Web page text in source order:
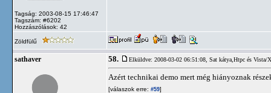
Tagság: 2003-08-15 17:46:47
Tagszám: #6202
Hozzászólások: 42
Zöldfülű
sathaver 58. Elküldve: 2008-03-02 06:51:08, Sat kátya,Htpc és Vista/
Azért technikai demo mert még hiányoznak
[válaszok erre: #59]